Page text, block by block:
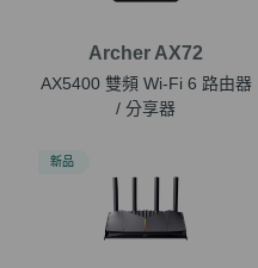
Archer AX72
AX5400 雙頻 Wi-Fi 6 路由器
/ 分享器
新品